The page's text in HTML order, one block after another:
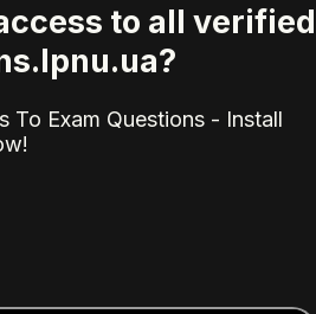
to all verified
To Exam Questions - Install